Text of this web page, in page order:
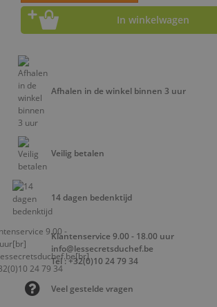
In winkelwagen
Afhalen in de winkel binnen 3 uur
Veilig betalen
14 dagen bedenktijd
Klantenservice 9.00 - 18.00 uur
info@lessecretsduchef.be
Tel : +32(0)10 24 79 34
Veel gestelde vragen